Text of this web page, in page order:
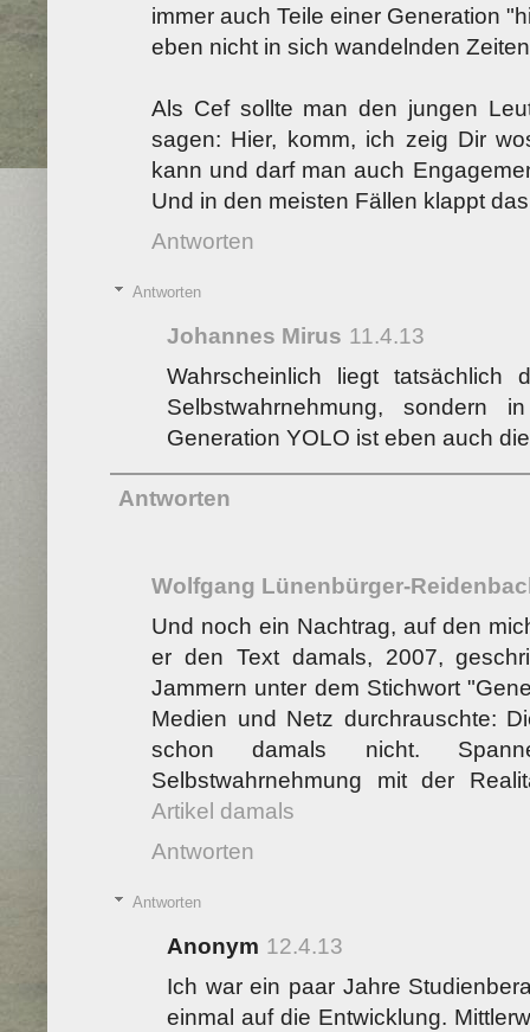
immer auch Teile einer Generation
eben nicht in sich wandelnden
Als Cef sollte man den jungen
sagen: Hier, komm, ich zeig Dir
kann und darf man auch
Und in den meisten Fällen klappt
Antworten
Antworten
Johannes Mirus 11.4.13
Wahrscheinlich liegt
Selbstwahrnehmung, sondern
Generation YOLO ist eben auch
Antworten
Wolfgang Lünenbürger-
Und noch ein Nachtrag, auf den
er den Text damals, 2007,
Jammern unter dem Stichwort
Medien und Netz durchrauschte:
schon damals nicht.
Selbstwahrnehmung mit der
Artikel damals
Antworten
Antworten
Anonym 12.4.13
Ich war ein paar Jahre
einmal auf die Entwicklung.